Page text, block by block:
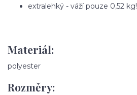
extralehký - váží pouze 0,52 kg!
Materiál:
polyester
Rozměry: